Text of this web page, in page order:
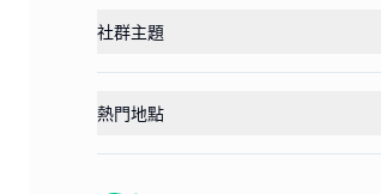
社群主題
熱門地點